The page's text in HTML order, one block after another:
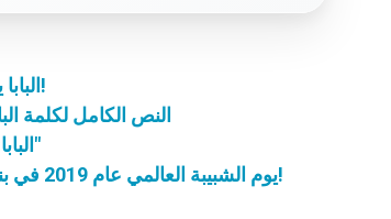
البابا يزور مخيم أوشفيتز بصمت ويلتقي بالناجين!
النص الكامل لكلمة
البابا: "عندما نخدم المتألّمين نكرّم جسد المسيح"
يوم الشبيبة العالمي عام 2019 في بنما والبابا يحثّ الشبيبة على الشهادة ليسوع!